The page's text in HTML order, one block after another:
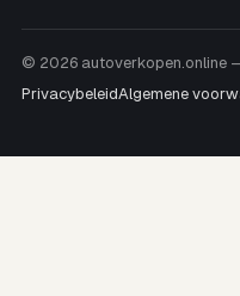
© 2026 autoverkopen.online
PrivacybeleidAlgemene